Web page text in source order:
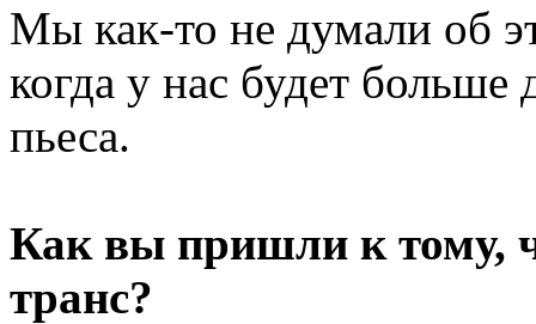
Мы как-то не думали об
когда у нас будет больше
пьеса.
Как вы пришли к тому,
транс?